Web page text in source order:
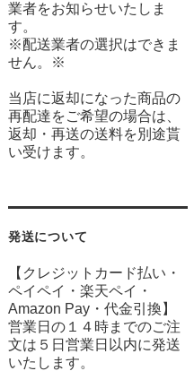
業者をお知らせいたしま
す。
※配送業者の選択はできま
せん。※
当店に返却になった商品の
再配達をご希望の場合は、
返却・再送の送料を別途貰
い受けます。
発送について
【クレジットカード払い・
ペイペイ・楽天ペイ・
Amazon Pay・ 代金引換】
営業日の１４時までのご注
文は５日営業日以内に発送
いたします。